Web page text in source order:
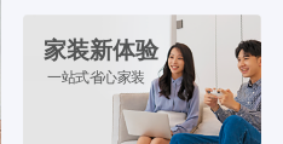
家装新体验
一站式省心家装